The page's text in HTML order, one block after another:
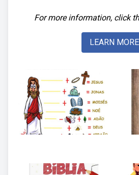
For more information, click
LEARN MORE